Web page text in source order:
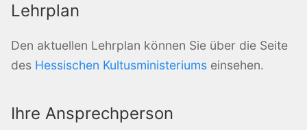
Lehrplan
Den aktuellen Lehrplan können Sie über die Seite
des Hessischen Kultusministeriums einsehen.
Ihre Ansprechperson